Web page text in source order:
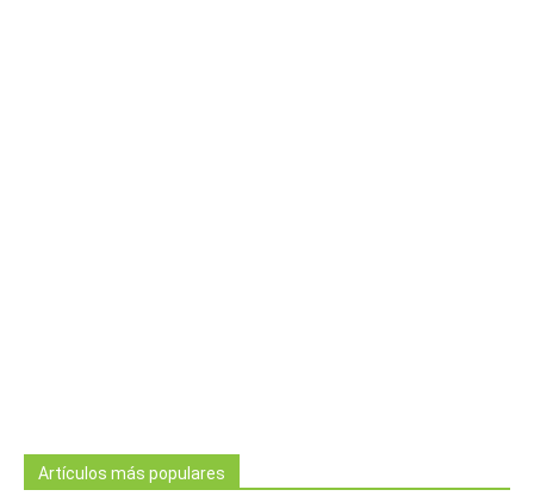
Artículos más populares